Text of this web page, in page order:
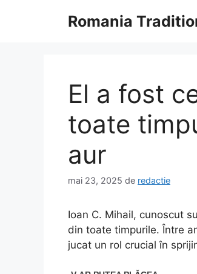
Romania
El a fost
toate
aur
mai 23, 2025 de redactie
Ioan C. Mihail, cunoscut
din toate timpurile. Între
jucat un rol crucial în